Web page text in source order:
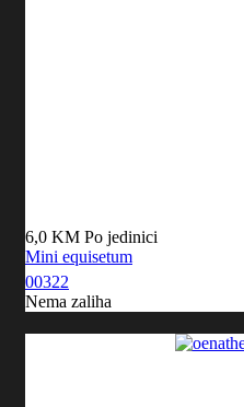
6,0 KM Po jedinici
Mini equisetum
00322
Nema zaliha